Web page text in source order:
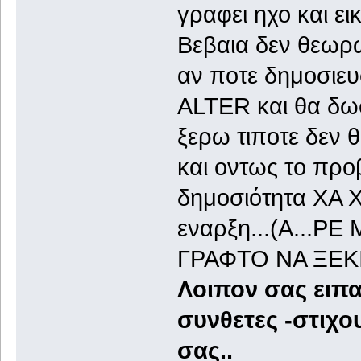
γραφει ηχο και
Βεβαια δεν θεωρω
αν ποτε
ALTER και θα
ξερω τιποτε δεν
και οντως το
δημοσιότητα ΧΑ
ΓΡΑΦΤΟ ΝΑ
Λοιπον σας
συνθετες -
σας..